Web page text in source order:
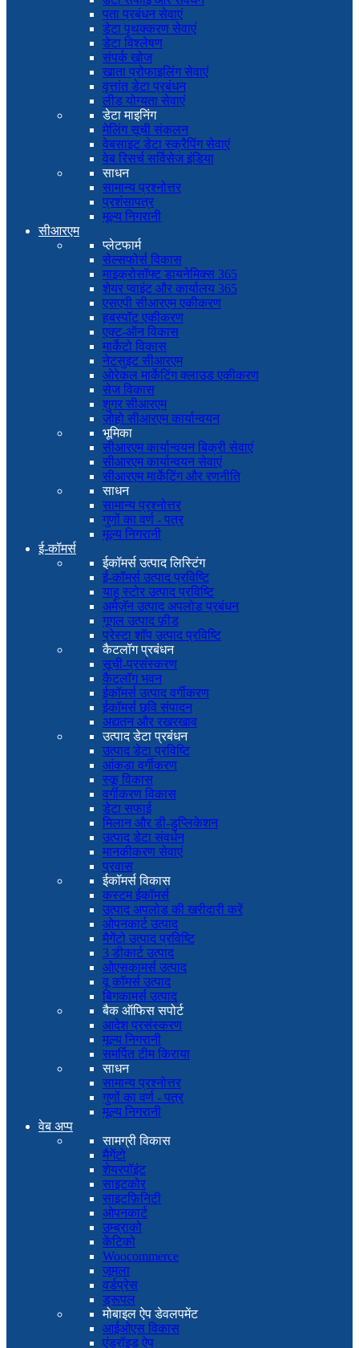
पता प्रबंधन सेवाएं
डेटा पृथक्करण सेवाएं
डेटा विश्लेषण
संपर्क खोज
खाता प्रोफाइलिंग सेवाएं
वृत्तांत डेटा प्रबंधन
लीड योग्यता सेवाएं
डेटा माइनिंग
मेलिंग सूची संकलन
वेबसाइट डेटा स्क्रैपिंग सेवाएं
वेब रिसर्च सर्विसेज इंडिया
साधन
सामान्य प्रश्नोत्तर
प्रशंसापत्र
मूल्य निगरानी
सीआरएम
प्लेटफार्म
सेल्सफोर्स विकास
माइक्रोसॉफ्ट डायनेमिक्स 365
शेयर प्वाइंट और कार्यालय 365
एसएपी सीआरएम एकीकरण
हबस्पॉट एकीकरण
एक्ट-ऑन विकास
मार्केटो विकास
नेटसुइट सीआरएम
ओरेकल मार्केटिंग क्लाउड एकीकरण
सेज विकास
शुगर सीआरएम
ज़ोहो सीआरएम कार्यान्वयन
भूमिका
सीआरएम कार्यान्वयन बिक्री सेवाएं
सीआरएम कार्यान्वयन सेवाएं
सीआरएम मार्केटिंग और रणनीति
साधन
सामान्य प्रश्नोत्तर
गुणों का वर्ण - पत्र
मूल्य निगरानी
ई-कॉमर्स
ईकॉमर्स उत्पाद लिस्टिंग
ई-कॉमर्स उत्पाद प्रविष्टि
याहू स्टोर उत्पाद प्रविष्टि
अमेज़ॅन उत्पाद अपलोड प्रबंधन
गूगल उत्पाद फ़ीड
प्रेस्टा शॉप उत्पाद प्रविष्टि
कैटलॉग प्रबंधन
सूची-प्रसंस्करण
कैटलॉग भवन
ईकॉमर्स उत्पाद वर्गीकरण
ईकॉमर्स छवि संपादन
अद्यतन और रखरखाव
उत्पाद डेटा प्रबंधन
उत्पाद डेटा प्रविष्टि
आंकड़ा वर्गीकरण
स्कू विकास
वर्गीकरण विकास
डेटा सफाई
मिलान और डी-डुप्लिकेशन
उत्पाद डेटा संवर्धन
मानकीकरण सेवाएं
प्रवास
ईकॉमर्स विकास
कस्टम ईकॉमर्स
उत्पाद अपलोड की खरीदारी करें
ओपनकार्ट उत्पाद
मैगेंटो उत्पाद प्रविष्टि
3 डीकार्ट उत्पाद
ओएसकामर्स उत्पाद
वू कॉमर्स उत्पाद
बिगकामर्स उत्पाद
बैक ऑफिस सपोर्ट
आदेश प्रसंस्करण
मूल्य निगरानी
समर्पित टीम किराया
साधन
सामान्य प्रश्नोत्तर
गुणों का वर्ण - पत्र
मूल्य निगरानी
वेब अप्प
सामग्री विकास
मैगेंटो
शेयरपॉइंट
साइटकोर
साइटफ़िनिटी
ओपनकार्ट
उम्ब्राको
केंटिको
Woocommerce
जूमला
वर्डप्रेस
ड्रूपल
मोबाइल ऐप डेवलपमेंट
आईओएस विकास
एंड्रॉइड ऐप